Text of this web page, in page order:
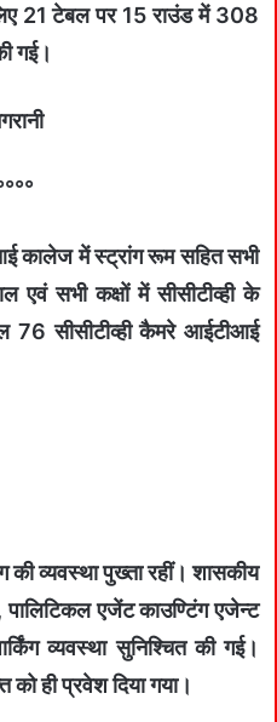
21 टेबल पर 15 राउंड में 308
गई।
कालेज में स्‍ट्रांग रूम सहित सभी
एवं सभी कक्षों में सीसीटीव्‍ही के
76 सीसीटीव्‍ही कैमरे आईटीआई
की व्‍यवस्‍था पुख्‍ता रहीं। शासकीय
पालिटिकल एजेंट काउण्‍टिंग एजेन्‍ट
व्‍यवस्‍था सुनिश्चित की गई।
को ही प्रवेश दिया गया।